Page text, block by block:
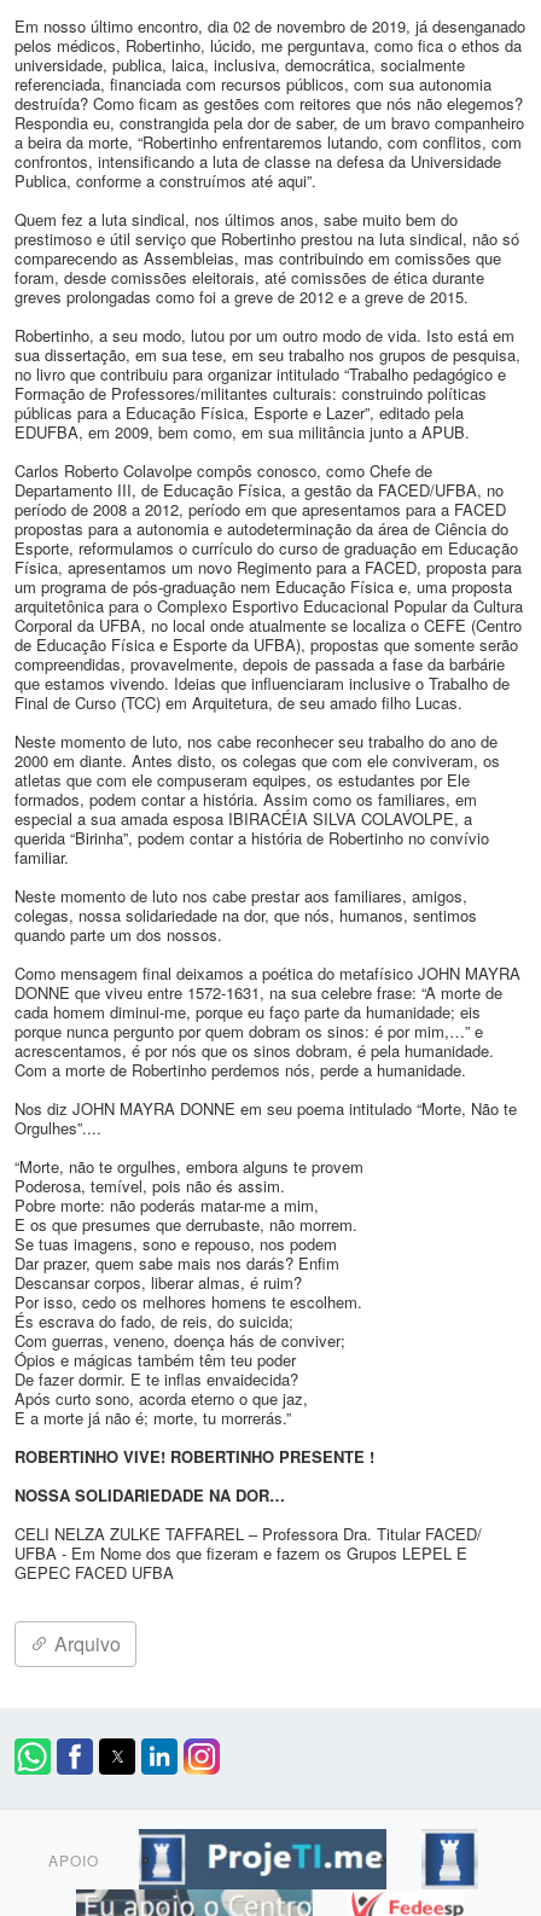
Em nosso último encontro, dia 02 de novembro de 2019, já desenganado
pelos médicos, Robertinho, lúcido, me perguntava, como fica o ethos da
universidade, publica, laica, inclusiva, democrática, socialmente
referenciada, financiada com recursos públicos, com sua autonomia
destruída? Como ficam as gestões com reitores que nós não elegemos?
Respondia eu, constrangida pela dor de saber, de um bravo companheiro
a beira da morte, “Robertinho enfrentaremos lutando, com conflitos, com
confrontos, intensificando a luta de classe na defesa da Universidade
Publica, conforme a construímos até aqui”.
Quem fez a luta sindical, nos últimos anos, sabe muito bem do
prestimoso e útil serviço que Robertinho prestou na luta sindical, não só
comparecendo as Assembleias, mas contribuindo em comissões que
foram, desde comissões eleitorais, até comissões de ética durante
greves prolongadas como foi a greve de 2012 e a greve de 2015.
Robertinho, a seu modo, lutou por um outro modo de vida. Isto está em
sua dissertação, em sua tese, em seu trabalho nos grupos de pesquisa,
no livro que contribuiu para organizar intitulado “Trabalho pedagógico e
Formação de Professores/militantes culturais: construindo políticas
públicas para a Educação Física, Esporte e Lazer”, editado pela
EDUFBA, em 2009, bem como, em sua militância junto a APUB.
Carlos Roberto Colavolpe compôs conosco, como Chefe de
Departamento III, de Educação Física, a gestão da FACED/UFBA, no
período de 2008 a 2012, período em que apresentamos para a FACED
propostas para a autonomia e autodeterminação da área de Ciência do
Esporte, reformulamos o currículo do curso de graduação em Educação
Física, apresentamos um novo Regimento para a FACED, proposta para
um programa de pós-graduação nem Educação Física e, uma proposta
arquitetônica para o Complexo Esportivo Educacional Popular da Cultura
Corporal da UFBA, no local onde atualmente se localiza o CEFE (Centro
de Educação Física e Esporte da UFBA), propostas que somente serão
compreendidas, provavelmente, depois de passada a fase da barbárie
que estamos vivendo. Ideias que influenciaram inclusive o Trabalho de
Final de Curso (TCC) em Arquitetura, de seu amado filho Lucas.
Neste momento de luto, nos cabe reconhecer seu trabalho do ano de
2000 em diante. Antes disto, os colegas que com ele conviveram, os
atletas que com ele compuseram equipes, os estudantes por Ele
formados, podem contar a história. Assim como os familiares, em
especial a sua amada esposa IBIRACÉIA SILVA COLAVOLPE, a
querida “Birinha”, podem contar a história de Robertinho no convívio
familiar.
Neste momento de luto nos cabe prestar aos familiares, amigos,
colegas, nossa solidariedade na dor, que nós, humanos, sentimos
quando parte um dos nossos.
Como mensagem final deixamos a poética do metafísico JOHN MAYRA
DONNE que viveu entre 1572-1631, na sua celebre frase: “A morte de
cada homem diminui-me, porque eu faço parte da humanidade; eis
porque nunca pergunto por quem dobram os sinos: é por mim,…” e
acrescentamos, é por nós que os sinos dobram, é pela humanidade.
Com a morte de Robertinho perdemos nós, perde a humanidade.
Nos diz JOHN MAYRA DONNE em seu poema intitulado “Morte, Não te
Orgulhes”....
“Morte, não te orgulhes, embora alguns te provem
Poderosa, temível, pois não és assim.
Pobre morte: não poderás matar-me a mim,
E os que presumes que derrubaste, não morrem.
Se tuas imagens, sono e repouso, nos podem
Dar prazer, quem sabe mais nos darás? Enfim
Descansar corpos, liberar almas, é ruim?
Por isso, cedo os melhores homens te escolhem.
És escrava do fado, de reis, do suicida;
Com guerras, veneno, doença hás de conviver;
Ópios e mágicas também têm teu poder
De fazer dormir. E te inflas envaidecida?
Após curto sono, acorda eterno o que jaz,
E a morte já não é; morte, tu morrerás.”
ROBERTINHO VIVE! ROBERTINHO PRESENTE !
NOSSA SOLIDARIEDADE NA DOR…
CELI NELZA ZULKE TAFFAREL – Professora Dra. Titular FACED/
UFBA - Em Nome dos que fizeram e fazem os Grupos LEPEL E
GEPEC FACED UFBA
Arquivo
APOIO